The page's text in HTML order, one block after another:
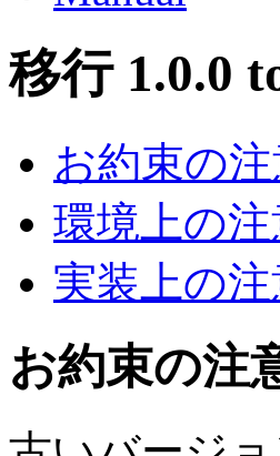
移行 1.0.0
お約束の注
環境上の注
実装上の注
お約束の注